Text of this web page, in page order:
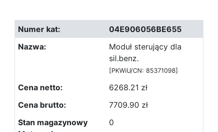
04E906056BE655
Moduł sterujący dla
sil.benz.
[PKWiU/CN: 85371098]
6268.21 zł
7709.90 zł
0